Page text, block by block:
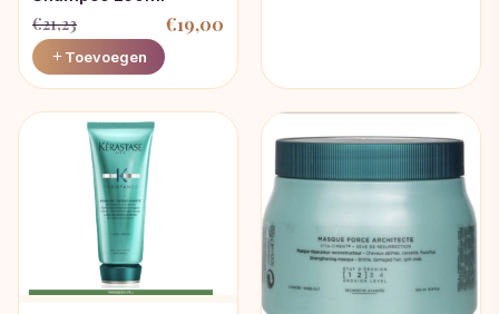
€21,23
Oorspronkelijke
prijs
was:
€21,23.
€19,00
Huidige
prijs
is:
€19,00.
Toevoegen